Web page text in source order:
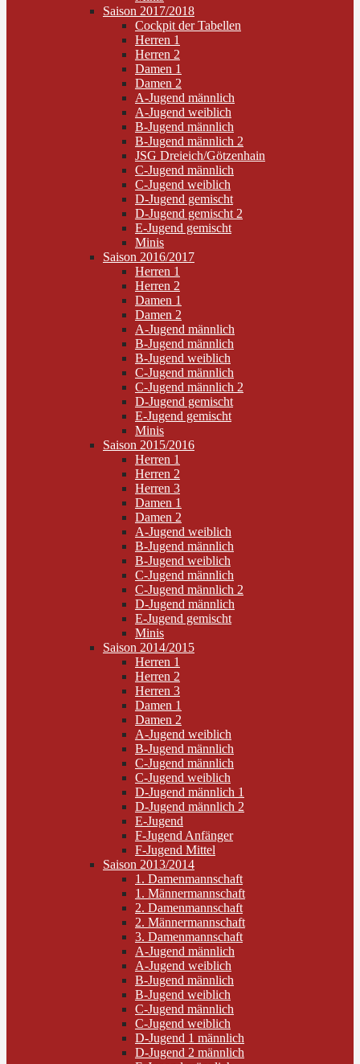
Saison 2017/2018
Cockpit der Tabellen
Herren 1
Herren 2
Damen 1
Damen 2
A-Jugend männlich
A-Jugend weiblich
B-Jugend männlich
B-Jugend männlich 2
JSG Dreieich/Götzenhain
C-Jugend männlich
C-Jugend weiblich
D-Jugend gemischt
D-Jugend gemischt 2
E-Jugend gemischt
Minis
Saison 2016/2017
Herren 1
Herren 2
Damen 1
Damen 2
A-Jugend männlich
B-Jugend männlich
B-Jugend weiblich
C-Jugend männlich
C-Jugend männlich 2
D-Jugend gemischt
E-Jugend gemischt
Minis
Saison 2015/2016
Herren 1
Herren 2
Herren 3
Damen 1
Damen 2
A-Jugend weiblich
B-Jugend männlich
B-Jugend weiblich
C-Jugend männlich
C-Jugend männlich 2
D-Jugend männlich
E-Jugend gemischt
Minis
Saison 2014/2015
Herren 1
Herren 2
Herren 3
Damen 1
Damen 2
A-Jugend weiblich
B-Jugend männlich
C-Jugend männlich
C-Jugend weiblich
D-Jugend männlich 1
D-Jugend männlich 2
E-Jugend
F-Jugend Anfänger
F-Jugend Mittel
Saison 2013/2014
1. Damenmannschaft
1. Männermannschaft
2. Damenmannschaft
2. Männermannschaft
3. Damenmannschaft
A-Jugend männlich
A-Jugend weiblich
B-Jugend männlich
B-Jugend weiblich
C-Jugend männlich
C-Jugend weiblich
D-Jugend 1 männlich
D-Jugend 2 männlich